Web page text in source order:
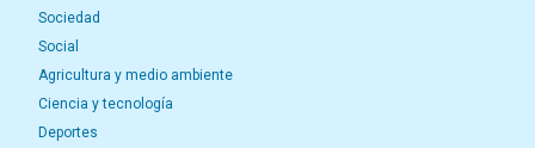
Sociedad
Social
Agricultura y medio ambiente
Ciencia y tecnología
Deportes